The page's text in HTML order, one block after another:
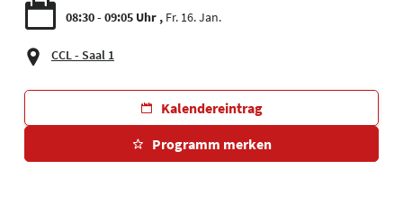
08:30 - 09:05 Uhr Fr. 16. Jan.
CCL - Saal 1
Kalendereintrag
Programm merken